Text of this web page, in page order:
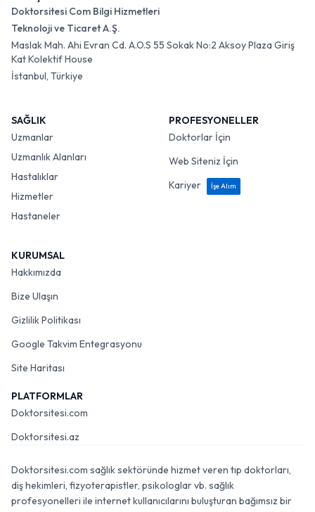
Doktorsitesi Com Bilgi Hizmetleri
Teknoloji ve Ticaret A.Ş.
Maslak Mah. Ahi Evran Cd. A.O.S 55 Sokak No:2 Aksoy Plaza Giriş
Kat Kolektif House
İstanbul, Türkiye
SAĞLIK
Uzmanlar
Uzmanlık Alanları
Hastalıklar
Hizmetler
Hastaneler
PROFESYONELLER
Doktorlar İçin
Web Siteniz İçin
Kariyer
İşe Alım
KURUMSAL
Hakkımızda
Bize Ulaşın
Gizlilik Politikası
Google Takvim Entegrasyonu
Site Haritası
PLATFORMLAR
Doktorsitesi.com
Doktorsitesi.az
Doktorsitesi.com sağlık sektöründe hizmet veren tıp doktorları,
diş hekimleri, fizyoterapistler, psikologlar vb. sağlık
profesyonelleri ile internet kullanıcılarını buluşturan bağımsız bir